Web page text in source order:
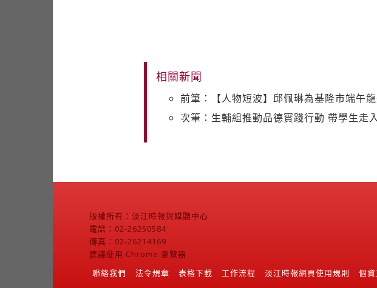
相關新聞
前筆：【人物短波】邱佩琳為基隆市端午
次筆：生輔組推動品德實踐行動 帶學生走
版權所有：淡江時報與媒體中心
電話：02-26250584
傳真：02-26214169
建議使用 Chrome 瀏覽器
聯絡我們
法令規章 表格下載 工作流程 淡江時報網頁使用規則 個